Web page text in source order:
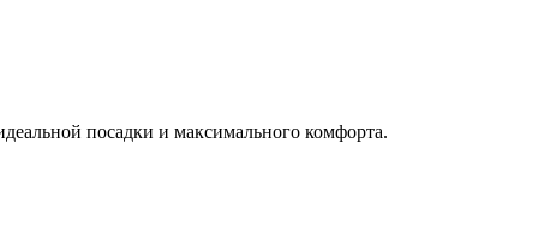
посадки и максимального комфорта.